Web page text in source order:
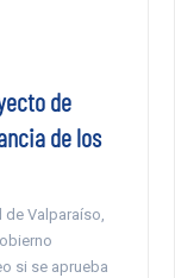
de
de los
de Valparaíso,
si se aprueba